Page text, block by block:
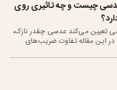
چیست و چه تاثیری روی
می‌کند عدسی چقدر نازک،
این مقاله تفاوت ضریب‌های